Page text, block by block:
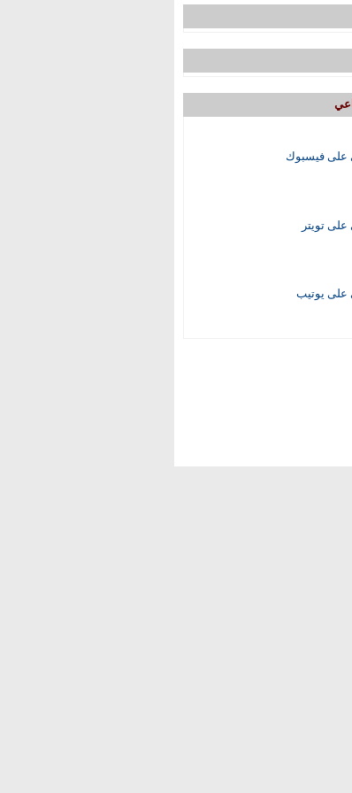
فيسبوك
تويتر
يوتيب